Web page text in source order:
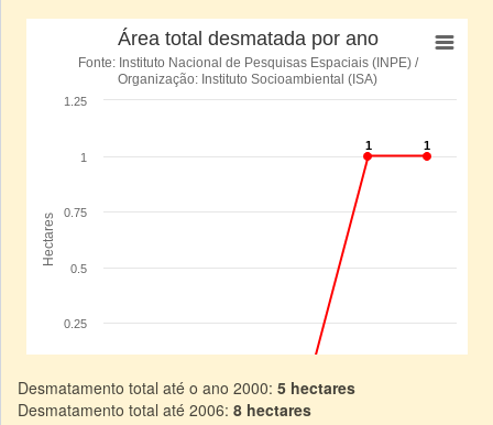
Desmatamento total até o ano 2000: 5 hectares
Desmatamento total até 2006: 8 hectares